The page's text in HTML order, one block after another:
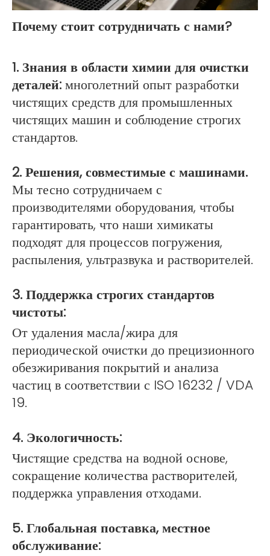
Почему стоит сотрудничать с нами?
1. Знания в области химии для очистки
деталей:многолетний опыт разработки
чистящих средств для промышленных
чистящих машин и соблюдение строгих
стандартов.
2. Решения, совместимые с машинами.
Мы тесно сотрудничаем с
производителями оборудования, чтобы
гарантировать, что наши химикаты
подходят для процессов погружения,
распыления, ультразвука и растворителей.
3. Поддержка строгих стандартов
чистоты:
От удаления масла/жира для
периодической очистки до прецизионного
обезжиривания покрытий и анализа
частиц в соответствии с ISO 16232 / VDA
19.
4. Экологичность:
Чистящие средства на водной основе,
сокращение количества растворителей,
поддержка управления отходами.
5. Глобальная поставка, местное
обслуживание: